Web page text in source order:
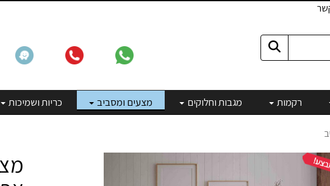
רקמות מגבות וחלוקים מצעים ומסביב כריות ושמיכות